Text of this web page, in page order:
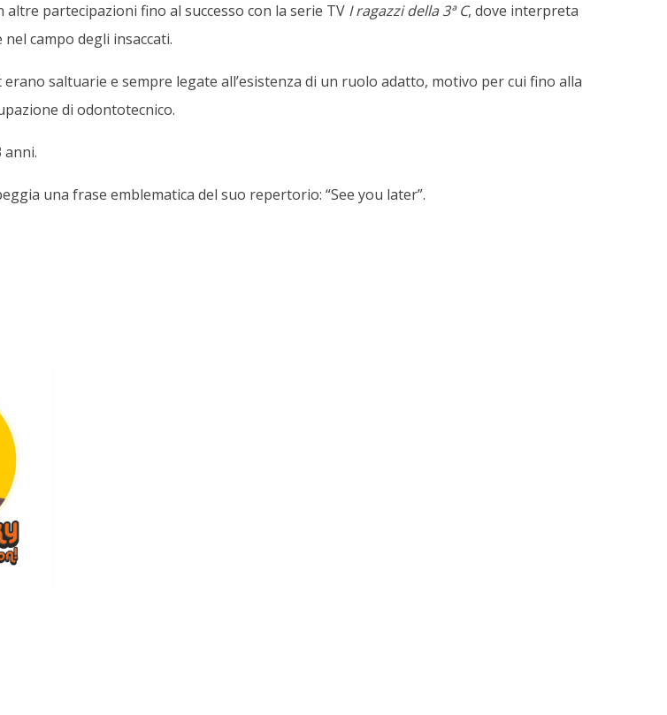
altre partecipazioni fino al successo con la serie TV I ragazzi della 3ª C, dove interpreta
campo degli insaccati.
saltuarie e sempre legate all’esistenza di un ruolo adatto, motivo per cui fino alla
di odontotecnico.
anni.
una frase emblematica del suo repertorio: “See you later”.